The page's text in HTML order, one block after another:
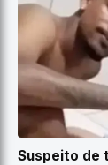
Suspeito de